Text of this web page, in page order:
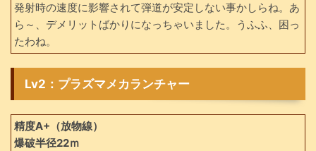
発射時の速度に影響されて弾道が安定しない事かしらね。あ
ら～、デメリットばかりになっちゃいました。うふふ、困っ
たわね。
Lv2：プラズマメカランチャー
精度A+（放物線）
爆破半径22ｍ